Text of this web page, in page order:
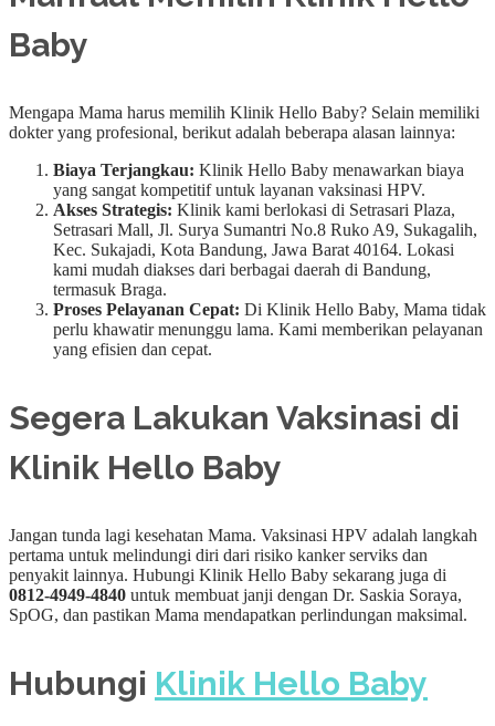
Baby
Mengapa Mama harus memilih Klinik Hello Baby? Selain memiliki
dokter yang profesional, berikut adalah beberapa alasan lainnya:
Biaya Terjangkau: Klinik Hello Baby menawarkan biaya
yang sangat kompetitif untuk layanan vaksinasi HPV.
Akses Strategis: Klinik kami berlokasi di Setrasari Plaza,
Setrasari Mall, Jl. Surya Sumantri No.8 Ruko A9, Sukagalih,
Kec. Sukajadi, Kota Bandung, Jawa Barat 40164. Lokasi
kami mudah diakses dari berbagai daerah di Bandung,
termasuk Braga.
Proses Pelayanan Cepat: Di Klinik Hello Baby, Mama tidak
perlu khawatir menunggu lama. Kami memberikan pelayanan
yang efisien dan cepat.
Segera Lakukan Vaksinasi di
Klinik Hello Baby
Jangan tunda lagi kesehatan Mama. Vaksinasi HPV adalah langkah
pertama untuk melindungi diri dari risiko kanker serviks dan
penyakit lainnya. Hubungi Klinik Hello Baby sekarang juga di
0812-4949-4840 untuk membuat janji dengan Dr. Saskia Soraya,
SpOG, dan pastikan Mama mendapatkan perlindungan maksimal.
Hubungi Klinik Hello Baby